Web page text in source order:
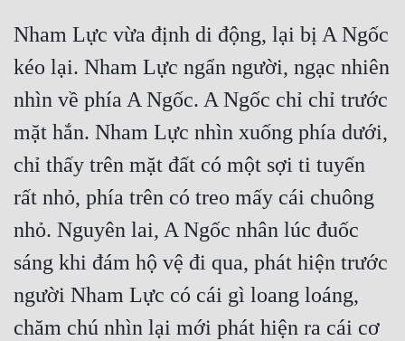
Đẹp
Đẹp Hiệp
Tính Cách Nhân Vật :
Cơ Trí
Sát Phạt Quyết Đoán
Vô Sỉ
Điềm Đạm
Nham Lực vừa định di động, lại bị A Ngốc
kéo lại. Nham Lực ngẩn người, ngạc nhiên
nhìn về phía A Ngốc. A Ngốc chỉ chỉ trước
mặt hắn. Nham Lực nhìn xuống phía dưới,
chỉ thấy trên mặt đất có một sợi ti tuyến
rất nhỏ, phía trên có treo mấy cái chuông
nhỏ. Nguyên lai, A Ngốc nhân lúc đuốc
sáng khi đám hộ vệ đi qua, phát hiện trước
người Nham Lực có cái gì loang loáng,
chăm chú nhìn lại mới phát hiện ra cái cơ